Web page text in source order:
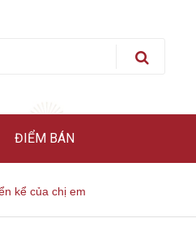
ĐIỂM BÁN
kể của chị em